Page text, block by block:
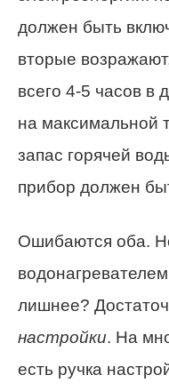
должен быть
вторые
всего 4-5 часов в
на максимальной
запас горячей
прибор должен
Ошибаются оба.
лишнее?
настройки. На
есть ручка